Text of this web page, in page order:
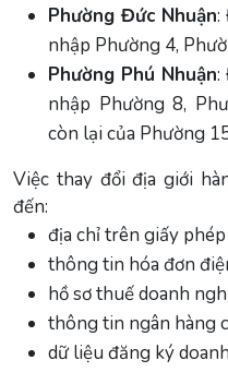
Phường Đức Nhuận:
nhập Phường 4,
Phường Phú Nhuận:
nhập Phường 8,
còn lại của Phường
Việc thay đổi địa giới
đến:
địa chỉ trên giấy
thông tin hóa đơn
hồ sơ thuế doanh
thông tin ngân hàng
dữ liệu đăng ký